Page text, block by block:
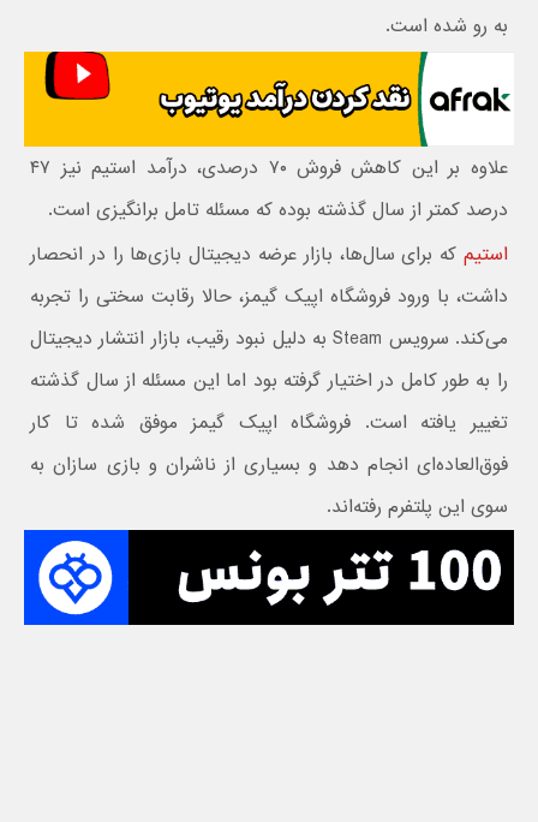
به رو شده است.
علاوه بر این کاهش فروش ۷۰ درصدی، درآمد استیم نیز ۴۷
درصد کمتر از سال گذشته بوده که مسئله تامل برانگیزی است.
استیم که برای سال‌ها، بازار عرضه دیجیتال بازی‌ها را در انحصار
داشت، با ورود فروشگاه اپیک گیمز، حالا رقابت سختی را تجربه
می‌کند. سرویس Steam به دلیل نبود رقیب، بازار انتشار دیجیتال
را به طور کامل در اختیار گرفته بود اما این مسئله از سال گذشته
تغییر یافته است. فروشگاه اپیک گیمز موفق شده تا کار
فوق‌العاده‌ای انجام دهد و بسیاری از ناشران و بازی سازان به
سوی این پلتفرم رفته‌اند.